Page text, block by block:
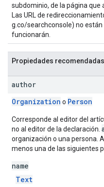
subdominio, de la página que
Las URL de
g.co/searchconsole) no
funcionarán.
Propiedades recomendadas
author
Organization o Person
Corresponde al editor del
no al editor de la declaración.
organización o una persona.
menos una de las siguientes
name
Text